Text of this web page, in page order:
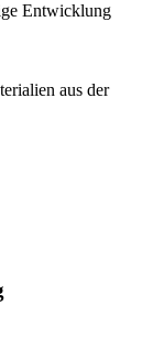
Entwicklung
aus der